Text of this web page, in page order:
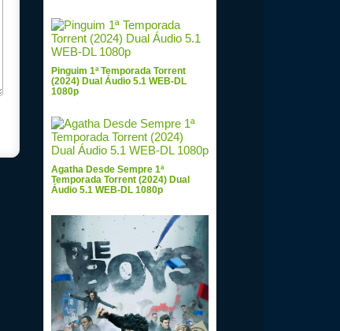
Pinguim 1ª Temporada Torrent
(2024) Dual Áudio 5.1 WEB-DL
1080p
Agatha Desde Sempre 1ª
Temporada Torrent (2024) Dual
Áudio 5.1 WEB-DL 1080p